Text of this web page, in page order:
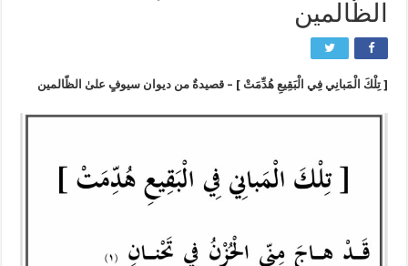
الظّالمين
[ تِلْكَ الْمَبانِي فِي الْبَقِيعِ هُدِّمَتْ ] – قصيدةٌ من ديوان سيوفٍ علىٰ الظّالمين